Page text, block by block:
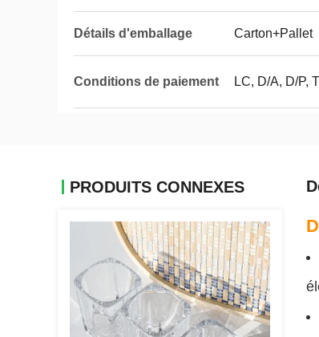
Détails d'emballage Carton+Pallet
Conditions de paiement LC, D/A, D/P,
PRODUITS CONNEXES